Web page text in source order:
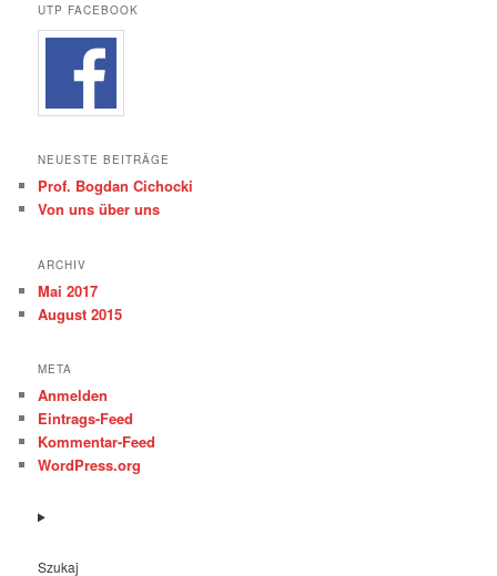
UTP FACEBOOK
NEUESTE BEITRÄGE
Prof. Bogdan Cichocki
Von uns über uns
ARCHIV
Mai 2017
August 2015
META
Anmelden
Eintrags-Feed
Kommentar-Feed
WordPress.org
Szukaj